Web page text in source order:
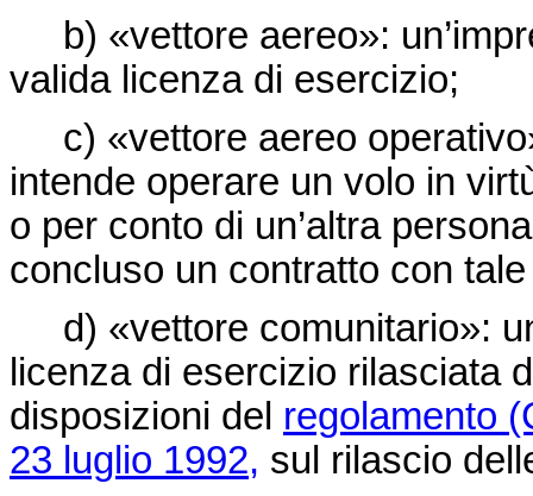
b) «vettore aereo»:
valida licenza di esercizio;
c) «vettore aereo
intende operare un volo in
o per conto di un’altra
concluso un contratto con
d) «vettore comunitario»:
licenza di esercizio rilasciata
disposizioni del regolamento
23 luglio 1992, sul rilascio